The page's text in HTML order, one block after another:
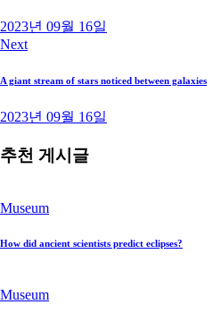
2023년 09월 16일
Next
A giant stream of stars noticed between galaxies
2023년 09월 16일
추천 게시글
Museum
How did ancient scientists predict eclipses?
Museum